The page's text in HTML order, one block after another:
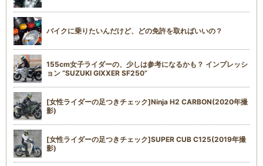
バイクに乗りたいんだけど、どの免許を取ればいいの？
155cm女子ライダーの、少しは参考になるかも？ インプレッシ
ョン “SUZUKI GIXXER SF250”
[女性ライダーの足つきチェック]Ninja H2 CARBON(2020年撮
影)
[女性ライダーの足つきチェック]SUPER CUB C125(2019年撮
影)